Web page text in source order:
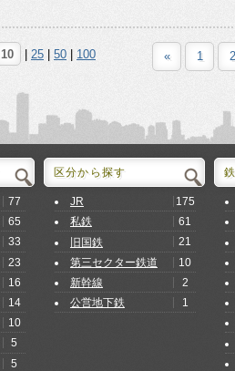
10 25 50 100 « 1 2
77
65
33
23
16
14
10
5
5
区分から探す
JR
175
私鉄
61
旧国鉄
21
第三セクター鉄道
10
新幹線
2
公営地下鉄
1